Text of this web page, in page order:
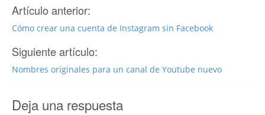
Artículo anterior:
Cómo crear una cuenta de Instagram sin Facebook
Siguiente artículo:
Nombres originales para un canal de Youtube nuevo
Deja una respuesta